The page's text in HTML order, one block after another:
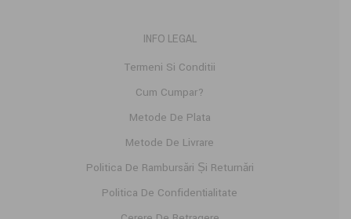
INFO LEGAL
Termeni Si Conditii
Cum Cumpar?
Metode De Plata
Metode De Livrare
Politica De Rambursări Și Returnări
Politica De Confidențialitate